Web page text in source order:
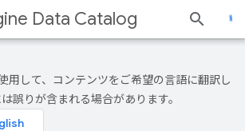
Data Catalog
用して、コンテンツをご希望の言語に翻訳し
誤りが含まれる場合があります。